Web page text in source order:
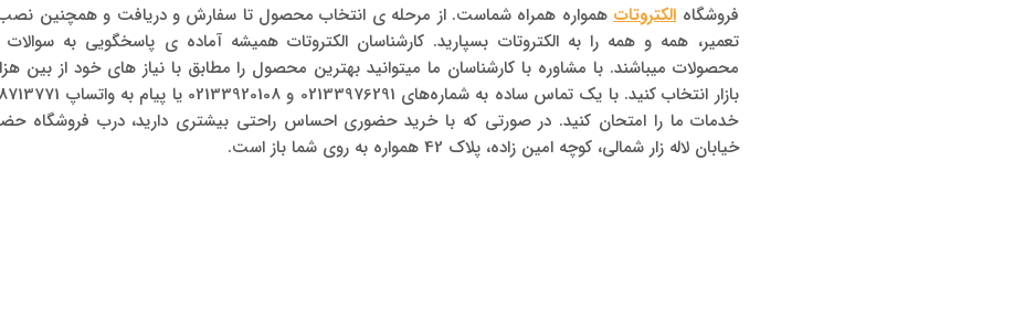
فروشگاهالکتروتاتهمواره همراه شماست. از مرحله ی انتخاب محصول تا سفارش و دریافت و همچنین نصب و
تعمیر، همه و همه را به الکتروتات بسپارید. کارشناسان الکتروتات همیشه آماده ی پاسخگویی به سوالات
محصولات میباشند. با مشاوره با کارشناسان ما میتوانید بهترین محصول را مطابق با نیاز های خود از بین
خدمات ما را امتحان کنید. در صورتی که با خرید حضوری احساس راحتی بیشتری دارید، درب فروشگاه
خیابان لاله زار شمالی، کوچه امین زاده، پلاک 42 همواره به روی شما باز است.